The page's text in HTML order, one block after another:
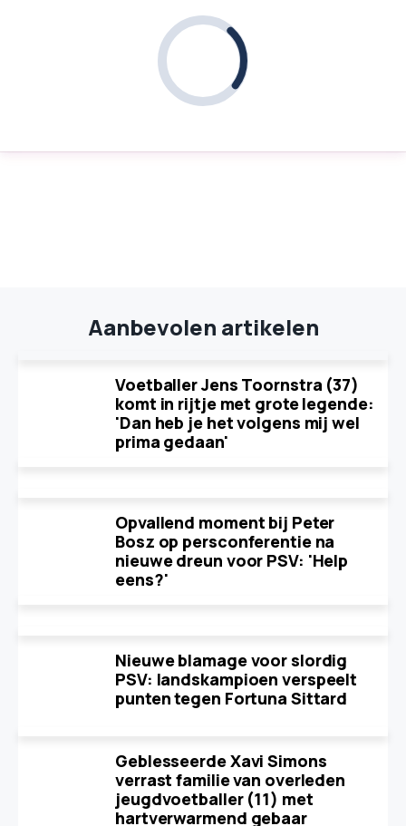
Aanbevolen artikelen
Voetballer Jens Toornstra (37)
komt in rijtje met grote legende:
'Dan heb je het volgens mij wel
prima gedaan'
Opvallend moment bij Peter
Bosz op persconferentie na
nieuwe dreun voor PSV: 'Help
eens?'
Nieuwe blamage voor slordig
PSV: landskampioen verspeelt
punten tegen Fortuna Sittard
Geblesseerde Xavi Simons
verrast familie van overleden
jeugdvoetballer (11) met
hartverwarmend gebaar